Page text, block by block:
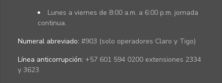
Lunes a viernes de 8:00 a.m. a 6:00 p.m. jornada
continua.
Numeral abreviado: #903 (solo operadores Claro y Tigo)
Línea anticorrupción: +57 601 594 0200 extensiones 2334
y 3623